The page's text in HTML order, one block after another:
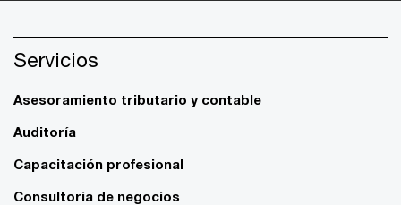
Servicios
Asesoramiento tributario y contable
Auditoría
Capacitación profesional
Consultoría de negocios